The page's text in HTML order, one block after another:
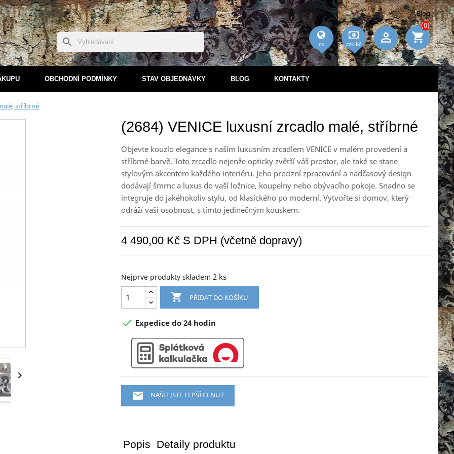
Blog
shopping_cart
(0)

czk kč

cs

search
OBCHODNÍ PODMÍNKY STAV OBJEDNÁVKY BLOG KONTAKTY
stříbrné

(2684) VENICE luxusní zrcadlo malé, stříbrné
Objevte kouzlo elegance s naším luxusním zrcadlem VENICE v malém provedení a
stříbrné barvě. Toto zrcadlo nejenže opticky zvětší váš prostor, ale také se stane
stylovým akcentem každého interiéru. Jeho precizní zpracování a nadčasový design
dodávají šmrnc a luxus do vaší ložnice, koupelny nebo obývacího pokoje. Snadno se
integruje do jakéhokoliv stylu, od klasického po moderní. Vytvořte si domov, který
odráží vaši osobnost, s tímto jedinečným kouskem.
4 490,00 Kč S DPH (včetně dopravy)
Nejprve produkty skladem 2 ks
 PŘIDAT DO KOŠÍKU
 Expedice do 24 hodin
 NAŠLI JSTE LEPŠÍ CENU?
Popis Detaily produktu